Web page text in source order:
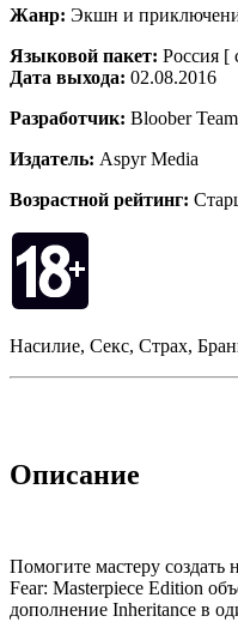
Жанр: Экшн и
Языковой пакет: Россия [
Дата выхода: 02.08.2016
Разработчик: Bloober Team
Издатель: Aspyr Media
Возрастной рейтинг:
Насилие, Секс, Страх,
Описание
Помогите мастеру
Fear: Masterpiece Edition
дополнение Inheritance в